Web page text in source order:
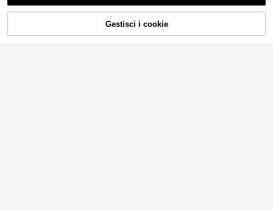
AGGIUNGI AL CARRELLO
Gestisci i cookie